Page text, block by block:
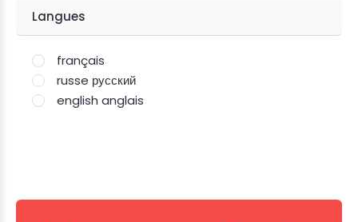
Langues
français
russe русский
english anglais